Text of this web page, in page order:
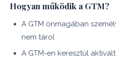
Hogyan működik a GTM?
A GTM önmagában
nem tárol
A GTM-en keresztül